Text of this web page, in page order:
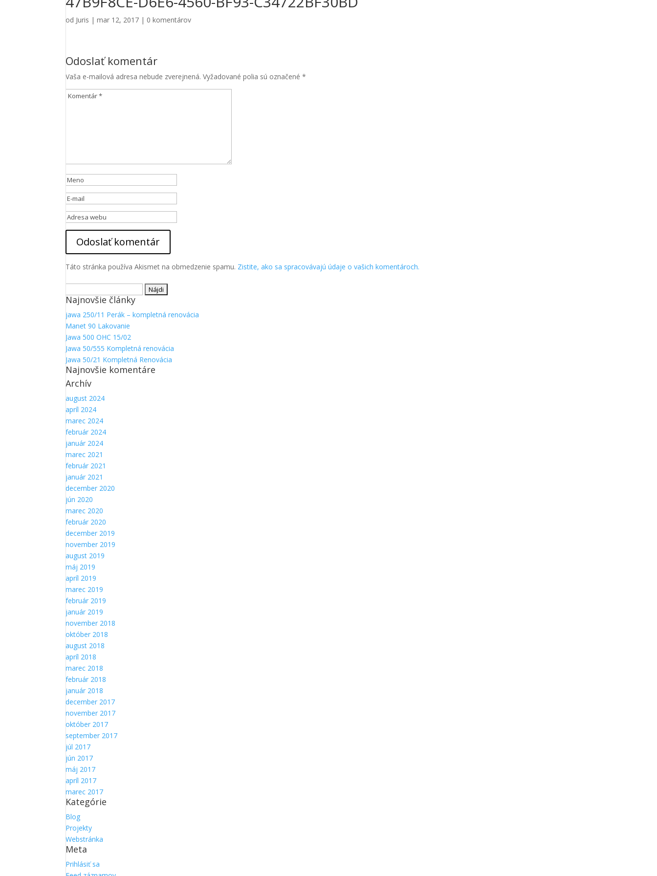
od Juris |mar 12, 2017 | 0 komentárov
Odoslať komentár
Vaša e-mailová adresa nebude zverejnená. Vyžadované polia sú označené*
Táto stránka používa Akismet na obmedzenie spamu. Zistite, ako sa spracovávajú údaje o vašich komentároch.
Najnovšie články
jawa 250/11 Perák – kompletná renovácia
Manet 90 Lakovanie
Jawa 500 OHC 15/02
Jawa 50/555 Kompletná renovácia
Jawa 50/21 Kompletná Renovácia
Najnovšie komentáre
Archív
august 2024
apríl 2024
marec 2024
február 2024
január 2024
marec 2021
február 2021
január 2021
december 2020
jún 2020
marec 2020
február 2020
december 2019
november 2019
august 2019
máj 2019
apríl 2019
marec 2019
február 2019
január 2019
november 2018
október 2018
august 2018
apríl 2018
marec 2018
február 2018
január 2018
december 2017
november 2017
október 2017
september 2017
júl 2017
jún 2017
máj 2017
apríl 2017
marec 2017
Kategórie
Blog
Projekty
Webstránka
Meta
Prihlásiť sa